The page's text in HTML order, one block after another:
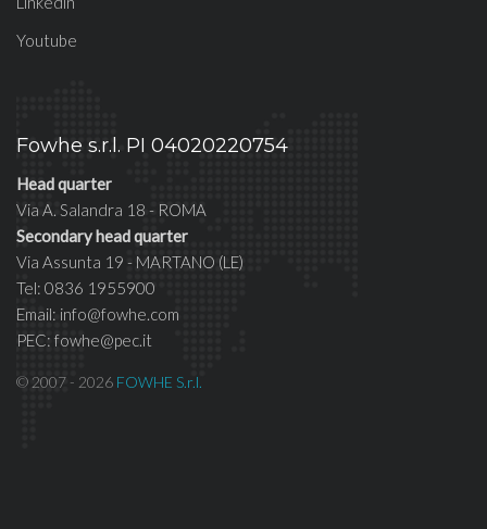
Youtube
Fowhe s.r.l. PI 04020220754
Head quarter
Via A. Salandra 18 - ROMA
Secondary head quarter
Via Assunta 19 - MARTANO (LE)
Tel: 0836 1955900
Email: info@fowhe.com
PEC: fowhe@pec.it
© 2007 - 2026 FOWHE S.r.l.